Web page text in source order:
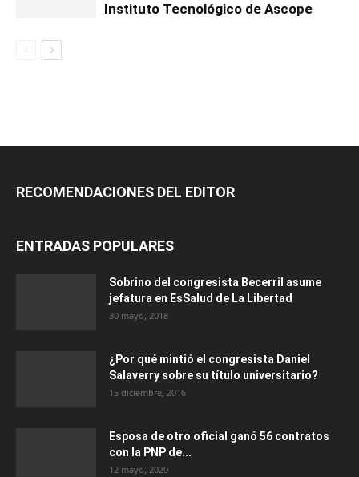
Instituto Tecnológico de Ascope
RECOMENDACIONES DEL EDITOR
ENTRADAS POPULARES
Sobrino del congresista Becerril asume
jefatura en EsSalud de La Libertad
30 mayo, 2018
¿Por qué mintió el congresista Daniel
Salaverry sobre su título universitario?
15 diciembre, 2016
Esposa de otro oficial ganó 56 contratos
con la PNP de...
12 mayo, 2020